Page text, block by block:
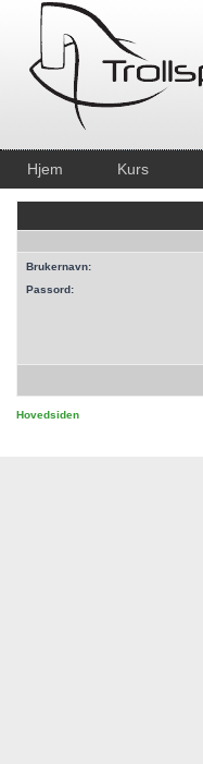
Hjem Kurs
Brukernavn:
Passord:
Hovedsiden